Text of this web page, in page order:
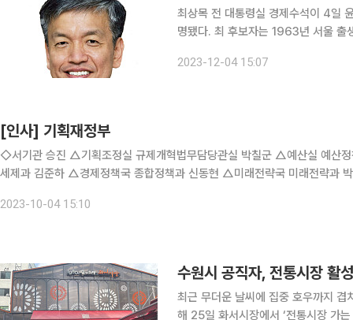
최상목 전 대통령실 경제수석이 4일
명됐다. 최 후보자는 1963년 서울 출생으로 오산고와 서울대 법학과를 졸업하고, 행정고시 29회로
자금관리위원히 사무국장, 지획재정
2023-12-04 15:07
[인사] 기획재정부
◇서기관 승진 △기획조정실 규제개혁법무담당관실 박칠군 △예산실 예산
세제과 김준하 △경제정책국 종합정책과 신동현 △미래전략국 미래전략과
2023-10-04 15:10
수원시 공직자, 전통시장 활
최근 무더운 날씨에 집중 호우까지 겹
해 25일 화서시장에서 ‘전통시장 가는 날’을 열었다. '전통시장 가는